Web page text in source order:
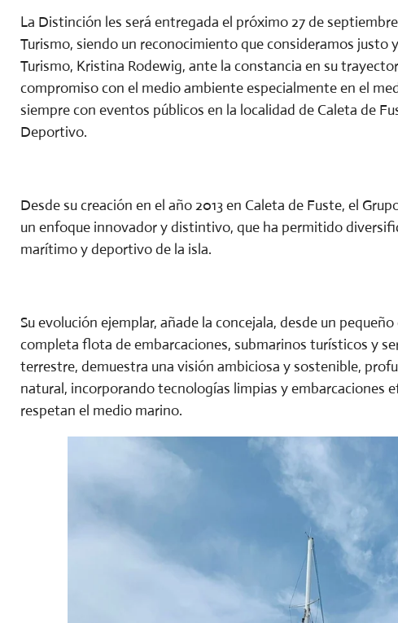
La Distinción les será entregada el próximo 27 de
Turismo, siendo un reconocimiento que consideramos justo
Turismo, Kristina Rodewig, ante la constancia en su
compromiso con el medio ambiente especialmente en el
siempre con eventos públicos en la localidad de Caleta de
Deportivo.
Desde su creación en el año 2013 en Caleta de Fuste, el
un enfoque innovador y distintivo, que ha permitido
marítimo y deportivo de la isla.
Su evolución ejemplar, añade la concejala, desde un
completa flota de embarcaciones, submarinos turísticos y
terrestre, demuestra una visión ambiciosa y sostenible,
natural, incorporando tecnologías limpias y embarcaciones
respetan el medio marino.